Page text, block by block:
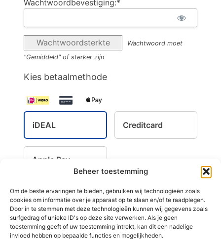
Beheer toestemming
Om de beste ervaringen te bieden, gebruiken wij technologieën zoals
cookies om informatie over je apparaat op te slaan en/of te raadplegen.
Door in te stemmen met deze technologieën kunnen wij gegevens zoals
surfgedrag of unieke ID's op deze site verwerken. Als je geen
toestemming geeft of uw toestemming intrekt, kan dit een nadelige
invloed hebben op bepaalde functies en mogelijkheden.
Wachtwoordbevestiging:*
Wachtwoordsterkte
Wachtwoord moet
"Gemiddeld" of sterker zijn
Kies betaalmethode
iDEAL Creditcard
Apple Pay
Schrijf je in voor de RouwExpertise.nl
nieuwsbrief
We Respect Your Privacy